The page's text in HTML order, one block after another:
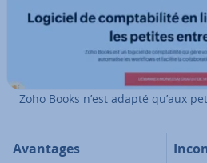
Zoho Books n’est adapté qu’aux
Avantages